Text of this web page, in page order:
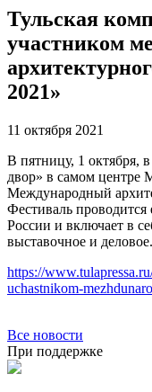
Тульская
участником
2021»
11 октября 2021
В пятницу, 1 октября,
двор» в самом
Международный
Фестиваль
России и включает в
выставочное и деловое.
https://
uchastnikom-
Все новости
При поддержке